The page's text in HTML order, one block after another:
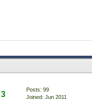
3
Posts: 99
Joined: Jun 2011